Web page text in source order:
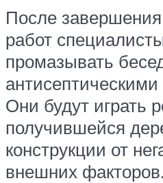
После
работ
промазывать
Они будут играть
получившейся
конструкции от
внешних факторов.